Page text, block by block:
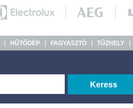
HŰTŐGÉP FAGYASZTÓ TŰZHELY
Keress